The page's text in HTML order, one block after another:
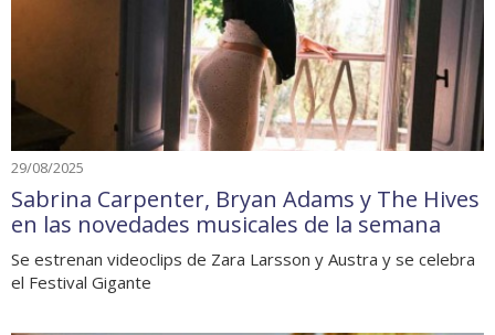
29/08/2025
Sabrina Carpenter, Bryan Adams y The Hives
en las novedades musicales de la semana
Se estrenan videoclips de Zara Larsson y Austra y se celebra
el Festival Gigante